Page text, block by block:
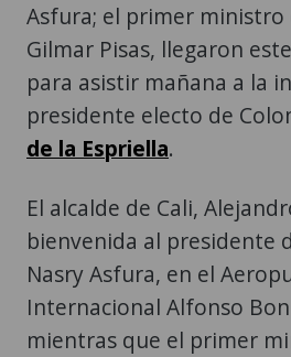
Asfura; el primer ministro
Gilmar Pisas, llegaron
para asistir mañana a la
presidente electo de
de la Espriella.
El alcalde de Cali,
bienvenida al presidente
Nasry Asfura, en el
Internacional Alfonso
mientras que el primer